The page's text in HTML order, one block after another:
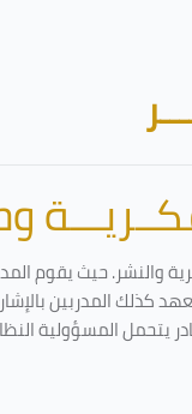
والنشر. حيث يقوم
كذلك المدربين
يتحمل المسؤولية